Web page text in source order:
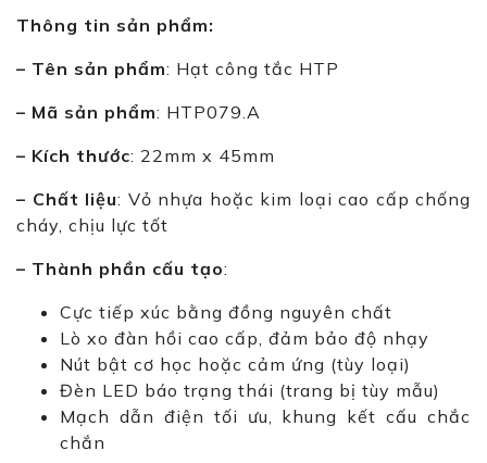
Thông tin sản phẩm:
– Tên sản phẩm: Hạt công tắc HTP
– Mã sản phẩm: HTP079.A
– Kích thước: 22mm x 45mm
– Chất liệu: Vỏ nhựa hoặc kim loại cao cấp chống
cháy, chịu lực tốt
– Thành phần cấu tạo:
Cực tiếp xúc bằng đồng nguyên chất
Lò xo đàn hồi cao cấp, đảm bảo độ nhạy
Nút bật cơ học hoặc cảm ứng (tùy loại)
Đèn LED báo trạng thái (trang bị tùy mẫu)
Mạch dẫn điện tối ưu, khung kết cấu chắc
chắn